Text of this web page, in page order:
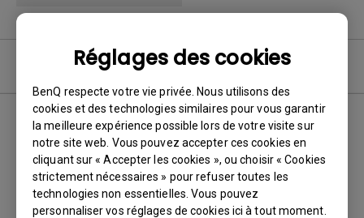
Réglages des cookies
BenQ respecte votre vie privée. Nous utilisons des
cookies et des technologies similaires pour vous garantir
la meilleure expérience possible lors de votre visite sur
notre site web. Vous pouvez accepter ces cookies en
cliquant sur « Accepter les cookies », ou choisir « Cookies
strictement nécessaires » pour refuser toutes les
technologies non essentielles. Vous pouvez
personnaliser vos réglages de cookies ici à tout moment.
Aucun logiciel ou pilote
associé